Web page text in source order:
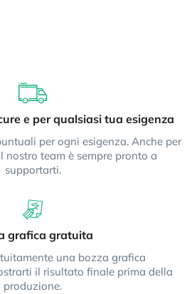
e per qualsiasi tua esigenza
per ogni esigenza. Anche per
nostro team è sempre pronto a
supportarti.
grafica gratuita
una bozza grafica
il risultato finale prima della
produzione.